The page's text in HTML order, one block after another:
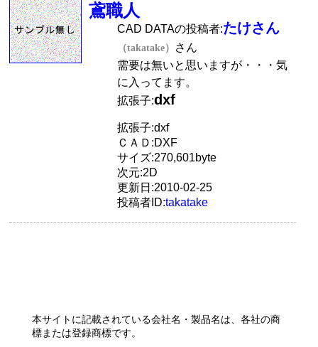
鳶職人
CAD DATAの投稿者:たけさん
（takatake）
さん
需要は無いと思いますが・・・気
に入ってます。
拡張子:dxf
拡張子:dxf
ＣＡＤ:DXF
サイズ:270,601byte
次元:2D
更新日:2010-02-25
投稿者ID:takatake
本サイトに記載されている会社名・製品名は、各社の商
標または登録商標です。